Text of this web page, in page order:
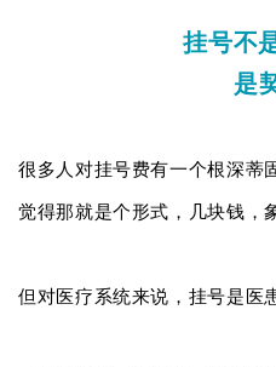
挂号不
是
很多人对挂号费有一个根深蒂
觉得那就是个形式，几块钱，
但对医疗系统来说，挂号是医